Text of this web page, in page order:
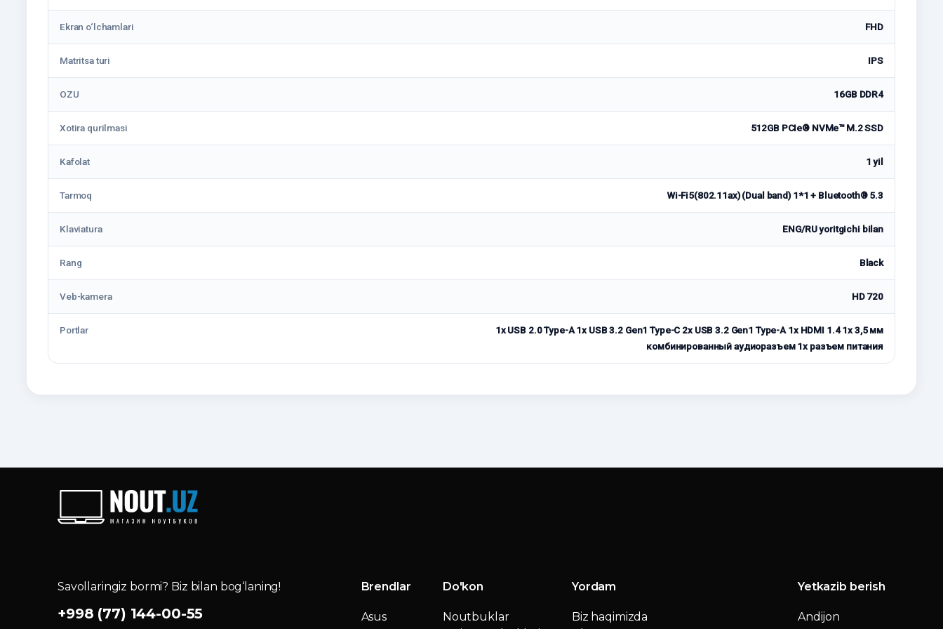
Ekran o‘lchamlari FHD
Matritsa turi IPS
OZU 16GB DDR4
Xotira qurilmasi 512GB PCIe® NVMe™ M.2 SSD
Kafolat 1 yil
Tarmoq Wi-Fi5(802.11ax) (Dual band) 1*1 + Bluetooth® 5.3
Klaviatura ENG/RU yoritgichi bilan
Rang Black
Veb-kamera HD 720
Portlar
1x USB 2.0 Type-A 1x USB 3.2 Gen1 Type-C 2x USB 3.2 Gen1 Type-A 1x HDMI 1.4 1x 3,5 мм
комбинированный аудиоразъем 1x разъем питания
Savollaringiz bormi? Biz bilan bog‘laning!
+998 (77) 144-00-55
Brendlar
Asus
Do'kon
Noutbuklar
Yordam
Biz haqimizda
Yetkazib berish
Andijon